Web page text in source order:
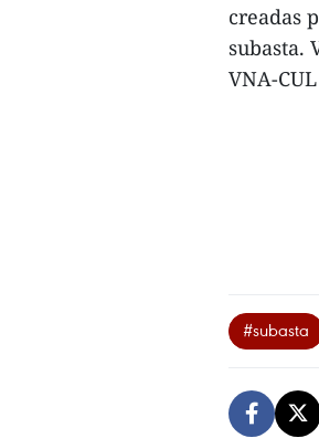
creadas
subasta.
VNA-CUL
#subasta